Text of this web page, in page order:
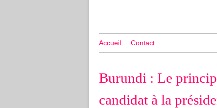
Accueil Contact
Burundi : Le
candidat à la